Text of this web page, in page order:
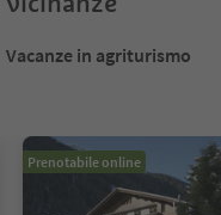
Vacanze in agriturismo
Prenotabile online